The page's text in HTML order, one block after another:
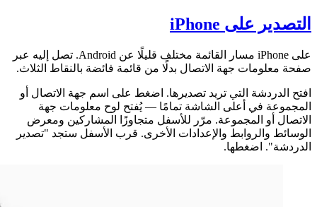
التصدير على iPhone
على iPhone مسار القائمة مختلف قليلًا عن Android. تصل إليه عبر
صفحة معلومات جهة الاتصال بدلًا من قائمة فائضة بالنقاط الثلاث.
افتح الدردشة التي تريد تصديرها. اضغط على اسم جهة الاتصال أو
المجموعة في أعلى الشاشة تمامًا — يُفتح لوح معلومات جهة
الاتصال أو المجموعة. مرّر للأسفل متجاوزًا المشاركين ومعرض
الوسائط والروابط والإعدادات الأخرى. قرب الأسفل ستجد "تصدير
الدردشة". اضغطها.